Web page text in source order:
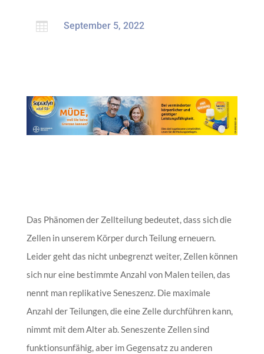
 September 5, 2022
Das Phänomen der Zellteilung bedeutet, dass sich die
Zellen in unserem Körper durch Teilung erneuern.
Leider geht das nicht unbegrenzt weiter, Zellen können
sich nur eine bestimmte Anzahl von Malen teilen, das
nennt man replikative Seneszenz. Die maximale
Anzahl der Teilungen, die eine Zelle durchführen kann,
nimmt mit dem Alter ab. Seneszente Zellen sind
funktionsunfähig, aber im Gegensatz zu anderen